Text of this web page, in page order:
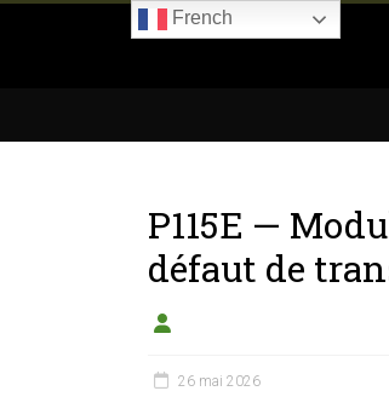
du
boîtier
éthanol
P115E —
défaut de
26 mai 2026
French